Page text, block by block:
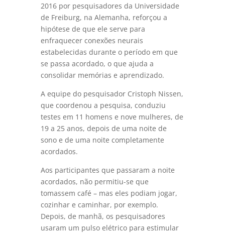
2016 por pesquisadores da Universidade
de Freiburg, na Alemanha, reforçou a
hipótese de que ele serve para
enfraquecer conexões neurais
estabelecidas durante o período em que
se passa acordado, o que ajuda a
consolidar memórias e aprendizado.
A equipe do pesquisador Cristoph Nissen,
que coordenou a pesquisa, conduziu
testes em 11 homens e nove mulheres, de
19 a 25 anos, depois de uma noite de
sono e de uma noite completamente
acordados.
Aos participantes que passaram a noite
acordados, não permitiu-se que
tomassem café – mas eles podiam jogar,
cozinhar e caminhar, por exemplo.
Depois, de manhã, os pesquisadores
usaram um pulso elétrico para estimular